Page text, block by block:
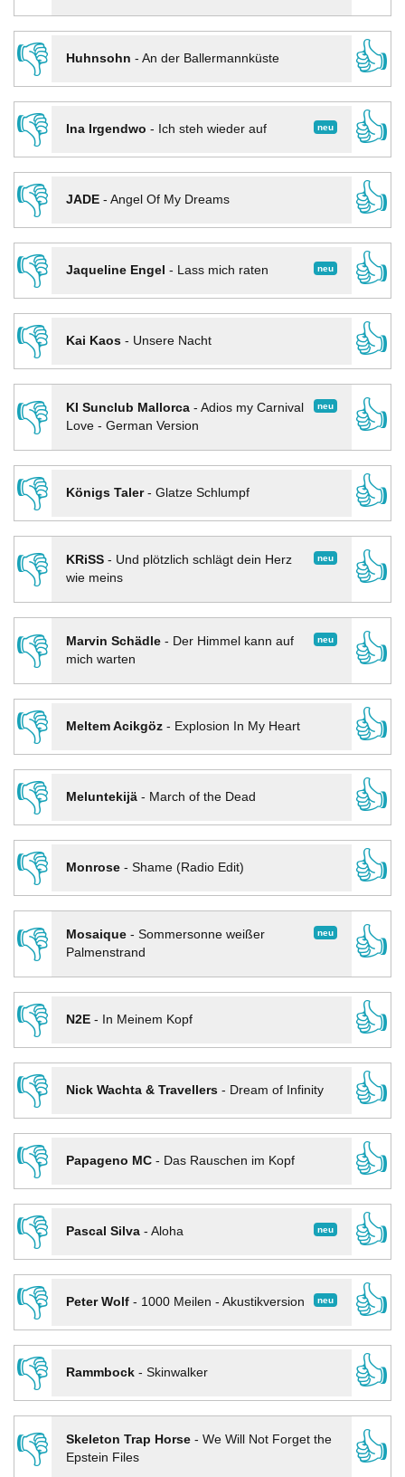
👎
Huhnsohn - An der Ballermannküste
👍
👎
neu
Ina Irgendwo - Ich steh wieder auf
👍
👎
JADE- Angel Of My Dreams
👍
👎
neu
Jaqueline Engel - Lass mich raten
👍
👎
Kai Kaos- Unsere Nacht
👍
👎
neu
KI Sunclub Mallorca- Adios my Carnival
Love - German Version
👍
👎
Königs Taler- Glatze Schlumpf
👍
👎
neu
KRiSS- Und plötzlich schlägt dein Herz
wie meins
👍
👎 neu
Marvin Schädle- Der Himmel kann auf
mich warten
👍
👎
Meltem Acikgöz- Explosion In My Heart
👍
👎
Meluntekijä- March of the Dead
👍
👎
Monrose- Shame (Radio Edit)
👍
👎
neu
Mosaique- Sommersonne weißer
Palmenstrand
👍
👎
N2E- In Meinem Kopf
👍
👎
Nick Wachta & Travellers- Dream of Infinity
👍
👎
Papageno MC- Das Rauschen im Kopf
👍
👎
neu
Pascal Silva- Aloha
👍
👎
neu
Peter Wolf- 1000 Meilen - Akustikversion
👍
👎
Rammbock- Skinwalker
👍
👎
Skeleton Trap Horse- We Will Not Forget the
Epstein Files
👍